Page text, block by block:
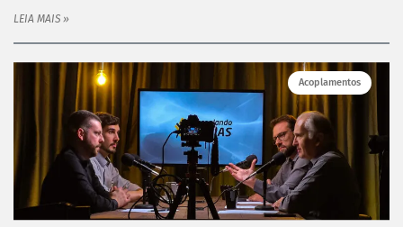
LEIA MAIS »
Acoplamentos